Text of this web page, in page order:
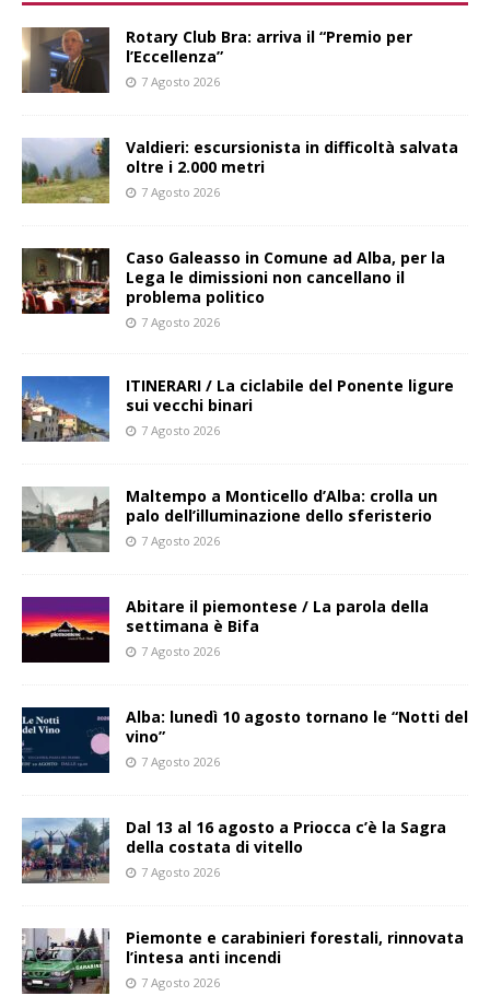
Rotary Club Bra: arriva il “Premio per
l’Eccellenza”
7 Agosto 2026
Valdieri: escursionista in difficoltà salvata
oltre i 2.000 metri
7 Agosto 2026
Caso Galeasso in Comune ad Alba, per la
Lega le dimissioni non cancellano il
problema politico
7 Agosto 2026
ITINERARI / La ciclabile del Ponente ligure
sui vecchi binari
7 Agosto 2026
Maltempo a Monticello d’Alba: crolla un
palo dell’illuminazione dello sferisterio
7 Agosto 2026
Abitare il piemontese / La parola della
settimana è Bifa
7 Agosto 2026
Alba: lunedì 10 agosto tornano le “Notti del
vino”
7 Agosto 2026
Dal 13 al 16 agosto a Priocca c’è la Sagra
della costata di vitello
7 Agosto 2026
Piemonte e carabinieri forestali, rinnovata
l’intesa anti incendi
7 Agosto 2026